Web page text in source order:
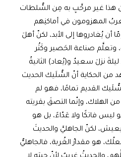
هذا غير مرحَّبٍ به مِن السُّلطات
المهزومون في أماكنِهم
أن يُغادروها إلى الأبد، لكنّ أهلَ
وتعلَّم صناعة الحَصير وكَثُر
نزلَ سعيدٌ و(يُعاد) الثانيةُ
من الحكاية أنّ السُّلَيك الحديث
القديم تمامًا، فهو لم
وإنّما التصقَ بقريته
ليس فاتكًا ولا عَدّاءً، بل هو
لكنّ الجاهليَّ والحديثَ
هو مقدارُ الغُربة، فالجاهليُّ